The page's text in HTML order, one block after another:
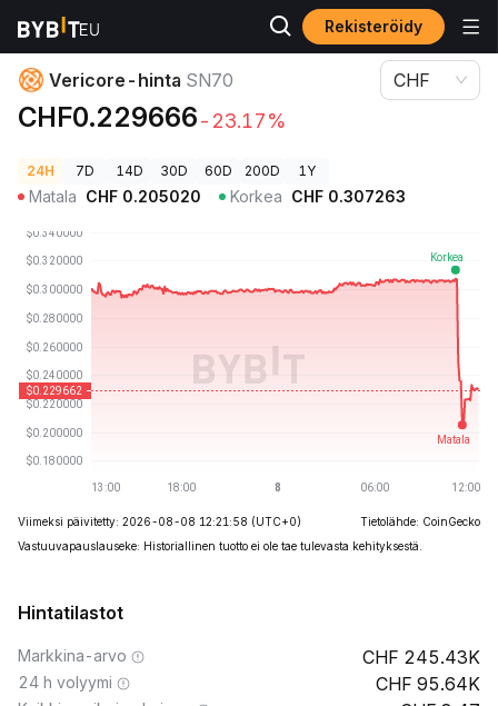
Rekisteröidy
Kryptohinnat
Vericore-hinta SN70
CHF0.229666-23.17%
CHF
24H 7D 14D 30D 60D 200D 1Y
Matala CHF 0.205020 Korkea CHF 0.307263
Viimeksi päivitetty: 2026-08-08 12:21:58 (UTC+0)
Tietolähde: CoinGecko
Vastuuvapauslauseke: Historiallinen tuotto ei ole tae tulevasta kehityksestä.
Hintatilastot
Markkina-arvo 245.43K
24 h volyymi 95.64K